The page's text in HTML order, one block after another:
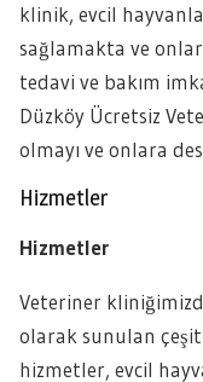
klinik, evcil
sağlamakta ve
tedavi ve bakım
Düzköy Ücretsiz
olmayı ve onlara
Hizmetler
Hizmetler
Veteriner
olarak sunulan
hizmetler, evcil